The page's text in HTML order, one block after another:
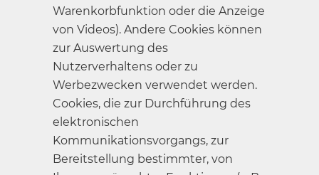
Warenkorbfunktion oder die Anzeige
von Videos). Andere Cookies können
zur Auswertung des
Nutzerverhaltens oder zu
Werbezwecken verwendet werden.
Cookies, die zur Durchführung des
elektronischen
Kommunikationsvorgangs, zur
Bereitstellung bestimmter, von